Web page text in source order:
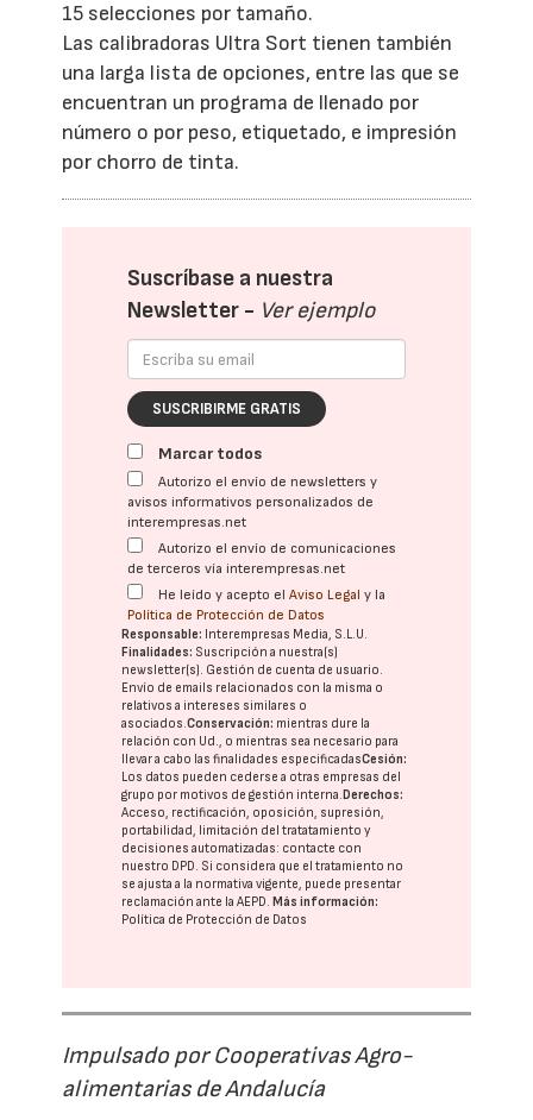
15 selecciones por tamaño.
Las calibradoras Ultra Sort tienen también
una larga lista de opciones, entre las que se
encuentran un programa de llenado por
número o por peso, etiquetado, e impresión
por chorro de tinta.
Suscríbase a nuestra
Newsletter - Ver ejemplo
SUSCRIBIRME GRATIS
Marcar todos
Autorizo el envío de newsletters y
avisos informativos personalizados de
interempresas.net
Autorizo el envío de comunicaciones
de terceros vía interempresas.net
He leído y acepto elAviso Legal y la
Política de Protección de Datos
Responsable: Interempresas Media, S.L.U.
Finalidades: Suscripción a nuestra(s)
newsletter(s). Gestión de cuenta de usuario.
Envío de emails relacionados con la misma o
relativos a intereses similares o
asociados.Conservación: mientras dure la
relación con Ud., o mientras sea necesario para
llevar a cabo las finalidades especificadasCesión:
Los datos pueden cederse a otras empresas del
grupo por motivos de gestión interna. Derechos:
Acceso, rectificación, oposición, supresión,
portabilidad, limitación del tratatamiento y
decisiones automatizadas: contacte con
nuestro DPD. Si considera que el tratamiento no
se ajusta a la normativa vigente, puede presentar
reclamación ante laAEPD. Más información:
Política de Protección de Datos
Impulsado por Cooperativas Agro-
alimentarias de Andalucía